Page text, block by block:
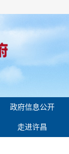
政府信息公开
走进许昌